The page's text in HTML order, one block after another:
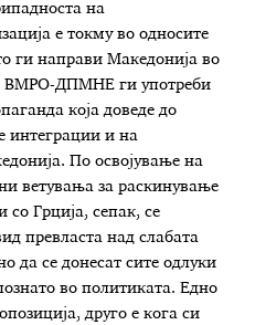
на
е токму во односите
ги направи Македонија во
ВМРО-ДПМНЕ ги употреби
која доведе до
интеграции и на
По освојување на
ветувања за раскинување
со Грција, сепак, се
превласта над слабата
да се донесат сите одлуки
во политиката. Едно
друго е кога си